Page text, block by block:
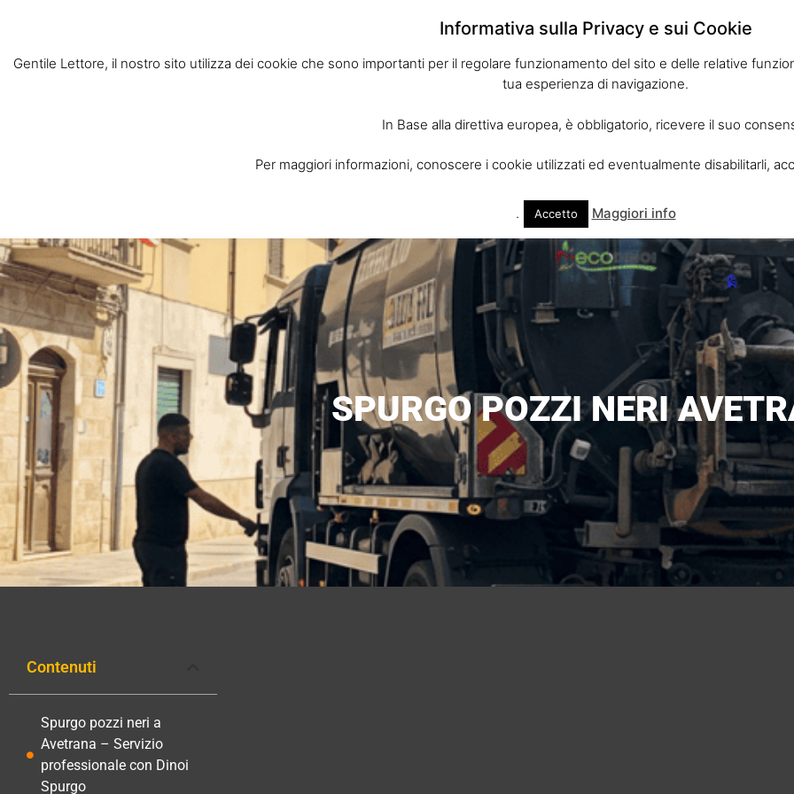
Trasporto Rifiuti Puglia
SPURGO POZZI NERI
Contenuti
Spurgo pozzi neri a
Avetrana – Servizio
professionale con Dinoi
Spurgo
Informativa sulla Privacy e sui Cookie
Gentile Lettore, il nostro sito utilizza dei cookie che sono importanti per il regolare funzionamento del sito e delle relative
tua esperienza di navigazione.
In Base alla direttiva europea, è obbligatorio, ricevere il suo
Per maggiori informazioni, conoscere i cookie utilizzati ed eventualmente disabilitarli,
. Accetto Maggiori info